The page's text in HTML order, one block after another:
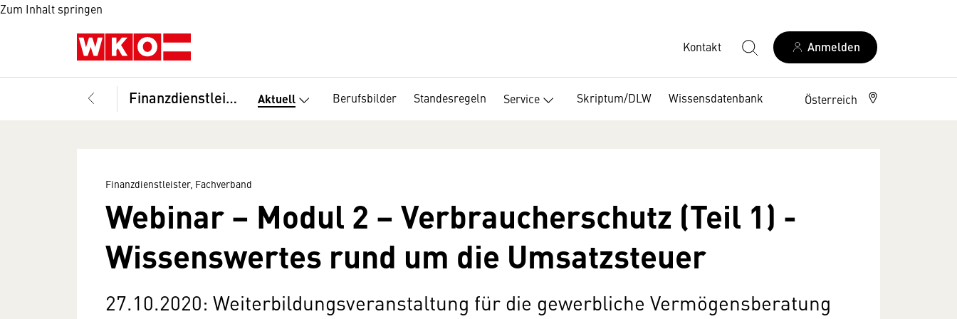
Zum Inhalt springen
Kontakt Anmelden
Finanzdienstleister, Fachverband Aktuell Berufsbilder Standesregeln Service Skriptum/DLW Wissensdatenbank Österreich
Finanzdienstleister, Fachverband
Webinar – Modul 2 – Verbraucherschutz (Teil 1) -
Wissenswertes rund um die Umsatzsteuer
27.10.2020: Weiterbildungsveranstaltung für die gewerbliche Vermögensberatung